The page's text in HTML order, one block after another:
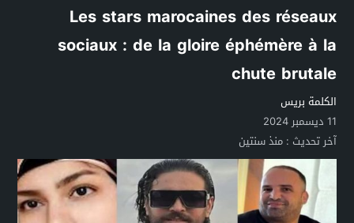
Les stars marocaines des réseaux
sociaux : de la gloire éphémère à la
chute brutale
الكلمة بريس
11 ديسمبر 2024
آخر تحديث :منذ سنتين